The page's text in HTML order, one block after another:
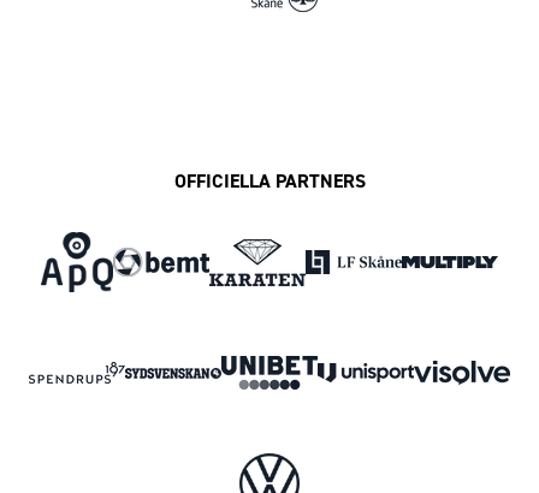
OFFICIELLA PARTNERS